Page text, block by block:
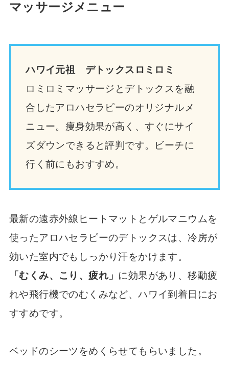
マッサージメニュー
ハワイ元祖 デトックスロミロミ
ロミロミマッサージとデトックスを融
合したアロハセラピーのオリジナルメ
ニュー。痩身効果が高く、すぐにサイ
ズダウンできると評判です。ビーチに
行く前にもおすすめ。
最新の遠赤外線ヒートマットとゲルマニウムを
使ったアロハセラピーのデトックスは、冷房が
効いた室内でもしっかり汗をかけます。
「むくみ、こり、疲れ」 に効果があり、移動疲
れや飛行機でのむくみなど、ハワイ到着日にお
すすめです。
ベッドのシーツをめくらせてもらいました。